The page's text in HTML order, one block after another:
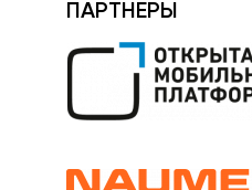
ПАРТНЕРЫ